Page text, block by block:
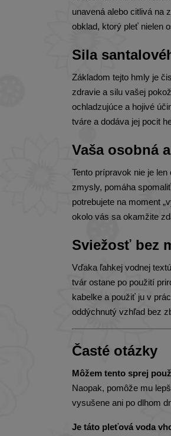
unavená alebo citlivá na
obklad, ktorý pleť nielen
Sila
Základom tejto hmly je
zdravie a silu vašej
ochladzujúce a hojivé
tváre a dodáva jej pocit
Vaša osobná
Tento prípravok nie je
zmysly, pomáha
potrebujete na moment
okolo vás sa okamžite
Sviežosť bez
Vďaka ľahkej vodnej
tvár ostane po použití
kabelke a použiť ju v
oddýchnutý vzhľad bez
Časté otázky
Môžem tento sprej
Naopak, pomôže mu
vysušene ani po dlhom
Je táto pleťová voda